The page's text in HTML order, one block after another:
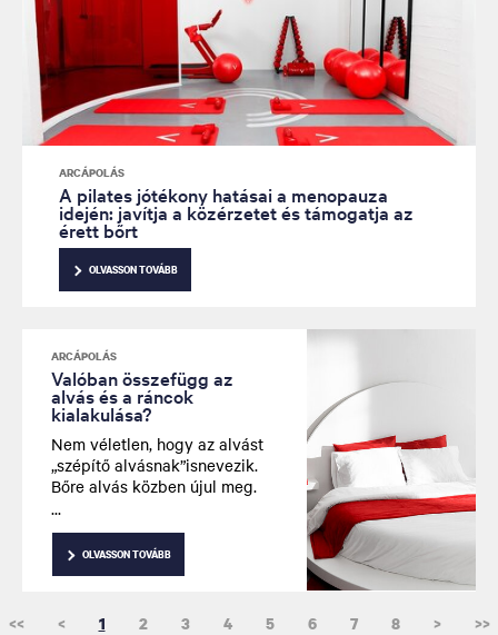
ARCÁPOLÁS
A pilates jótékony hatásai a menopauza
idején: javítja a közérzetet és támogatja az
érett bőrt
OLVASSON TOVÁBB
ARCÁPOLÁS
Valóban összefügg az
alvás és a ráncok
kialakulása?
Nem véletlen, hogy az alvást
„szépítő alvásnak”isnevezik.
Bőre alvás közben újul meg.
érett bőrt a kollagéntermelés
és a helyes alvási szokások.
OLVASSON TOVÁBB
<< < 1 2 3 4 5 6 7 8 > >>